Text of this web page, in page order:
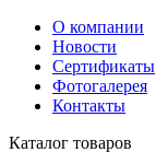
О компании
Новости
Сертификаты
Фотогалерея
Контакты
Каталог товаров